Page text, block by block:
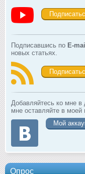
Подписавшись по E-mail
новых статьях.
Добавляйтесь ко мне в
мне оставляйте в моей
Мой
Опрос